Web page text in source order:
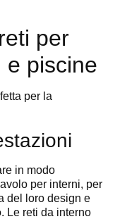
per
e piscine
in modo
per interni, per
del loro design e
Le reti da interno